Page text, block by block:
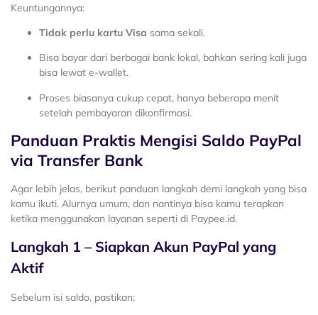
Keuntungannya:
Tidak perlu kartu Visa sama sekali.
Bisa bayar dari berbagai bank lokal, bahkan sering kali juga
bisa lewat e-wallet.
Proses biasanya cukup cepat, hanya beberapa menit
setelah pembayaran dikonfirmasi.
Panduan Praktis Mengisi Saldo PayPal
via Transfer Bank
Agar lebih jelas, berikut panduan langkah demi langkah yang bisa
kamu ikuti. Alurnya umum, dan nantinya bisa kamu terapkan
ketika menggunakan layanan seperti di Paypee.id.
Langkah 1 – Siapkan Akun PayPal yang
Aktif
Sebelum isi saldo, pastikan: